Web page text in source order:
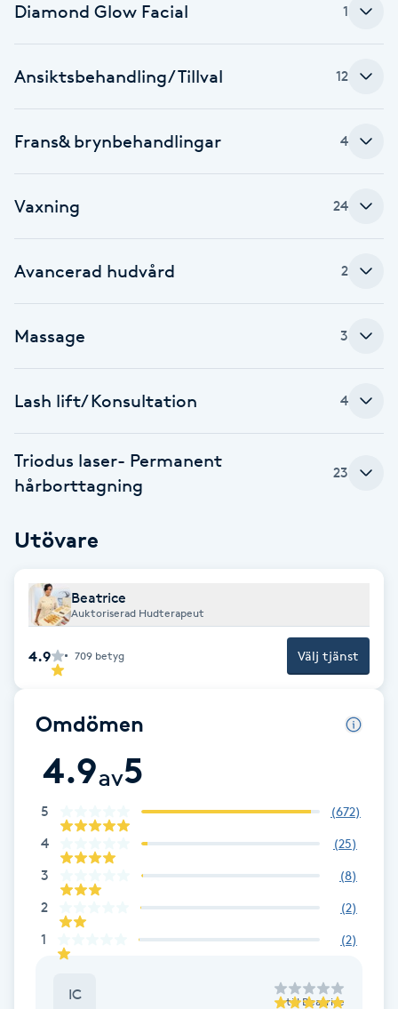
Balayage
Bambumassage
BIAB
Blowout
Brynformning
Brynfärgning
Brynplockning
Bröllopsuppsättning
Celluliter
Damklippning
Dermapen
Diamond Glow Facial 1
Ansiktsbehandling/Tillval 12
Frans& brynbehandlingar 4
Vaxning 24
Avancerad hudvård 2
Massage 3
Lash lift/ Konsultation 4
Triodus laser- Permanent
hårborttagning
23
Utövare
Beatrice
Auktoriserad Hudterapeut
4.9 709 betyg Välj tjänst
Omdömen
4.9av5
5 (672)
4 (25)
3 (8)
2 (2)
1 (2)
IC till Beatrice